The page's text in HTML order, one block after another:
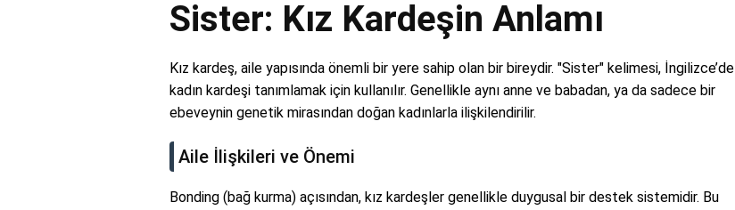
Sister: Kız Kardeşin Anlamı
Kız kardeş, aile yapısında önemli bir yere sahip olan bir bireydir. "Sister" kelimesi, İngilizce’de
kadın kardeşi tanımlamak için kullanılır. Genellikle aynı anne ve babadan, ya da sadece bir
ebeveynin genetik mirasından doğan kadınlarla ilişkilendirilir.
Aile İlişkileri ve Önemi
Bonding (bağ kurma) açısından, kız kardeşler genellikle duygusal bir destek sistemidir. Bu